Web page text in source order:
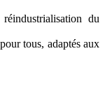
du
tous, adaptés aux